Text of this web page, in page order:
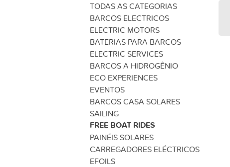
TODAS AS CATEGORIAS
BARCOS ELECTRICOS
ELECTRIC MOTORS
BATERIAS PARA BARCOS
ELECTRIC SERVICES
BARCOS A HIDROGÊNIO
ECO EXPERIENCES
EVENTOS
BARCOS CASA SOLARES
SAILING
FREE BOAT RIDES
PAINÉIS SOLARES
CARREGADORES ELÉCTRICOS
EFOILS